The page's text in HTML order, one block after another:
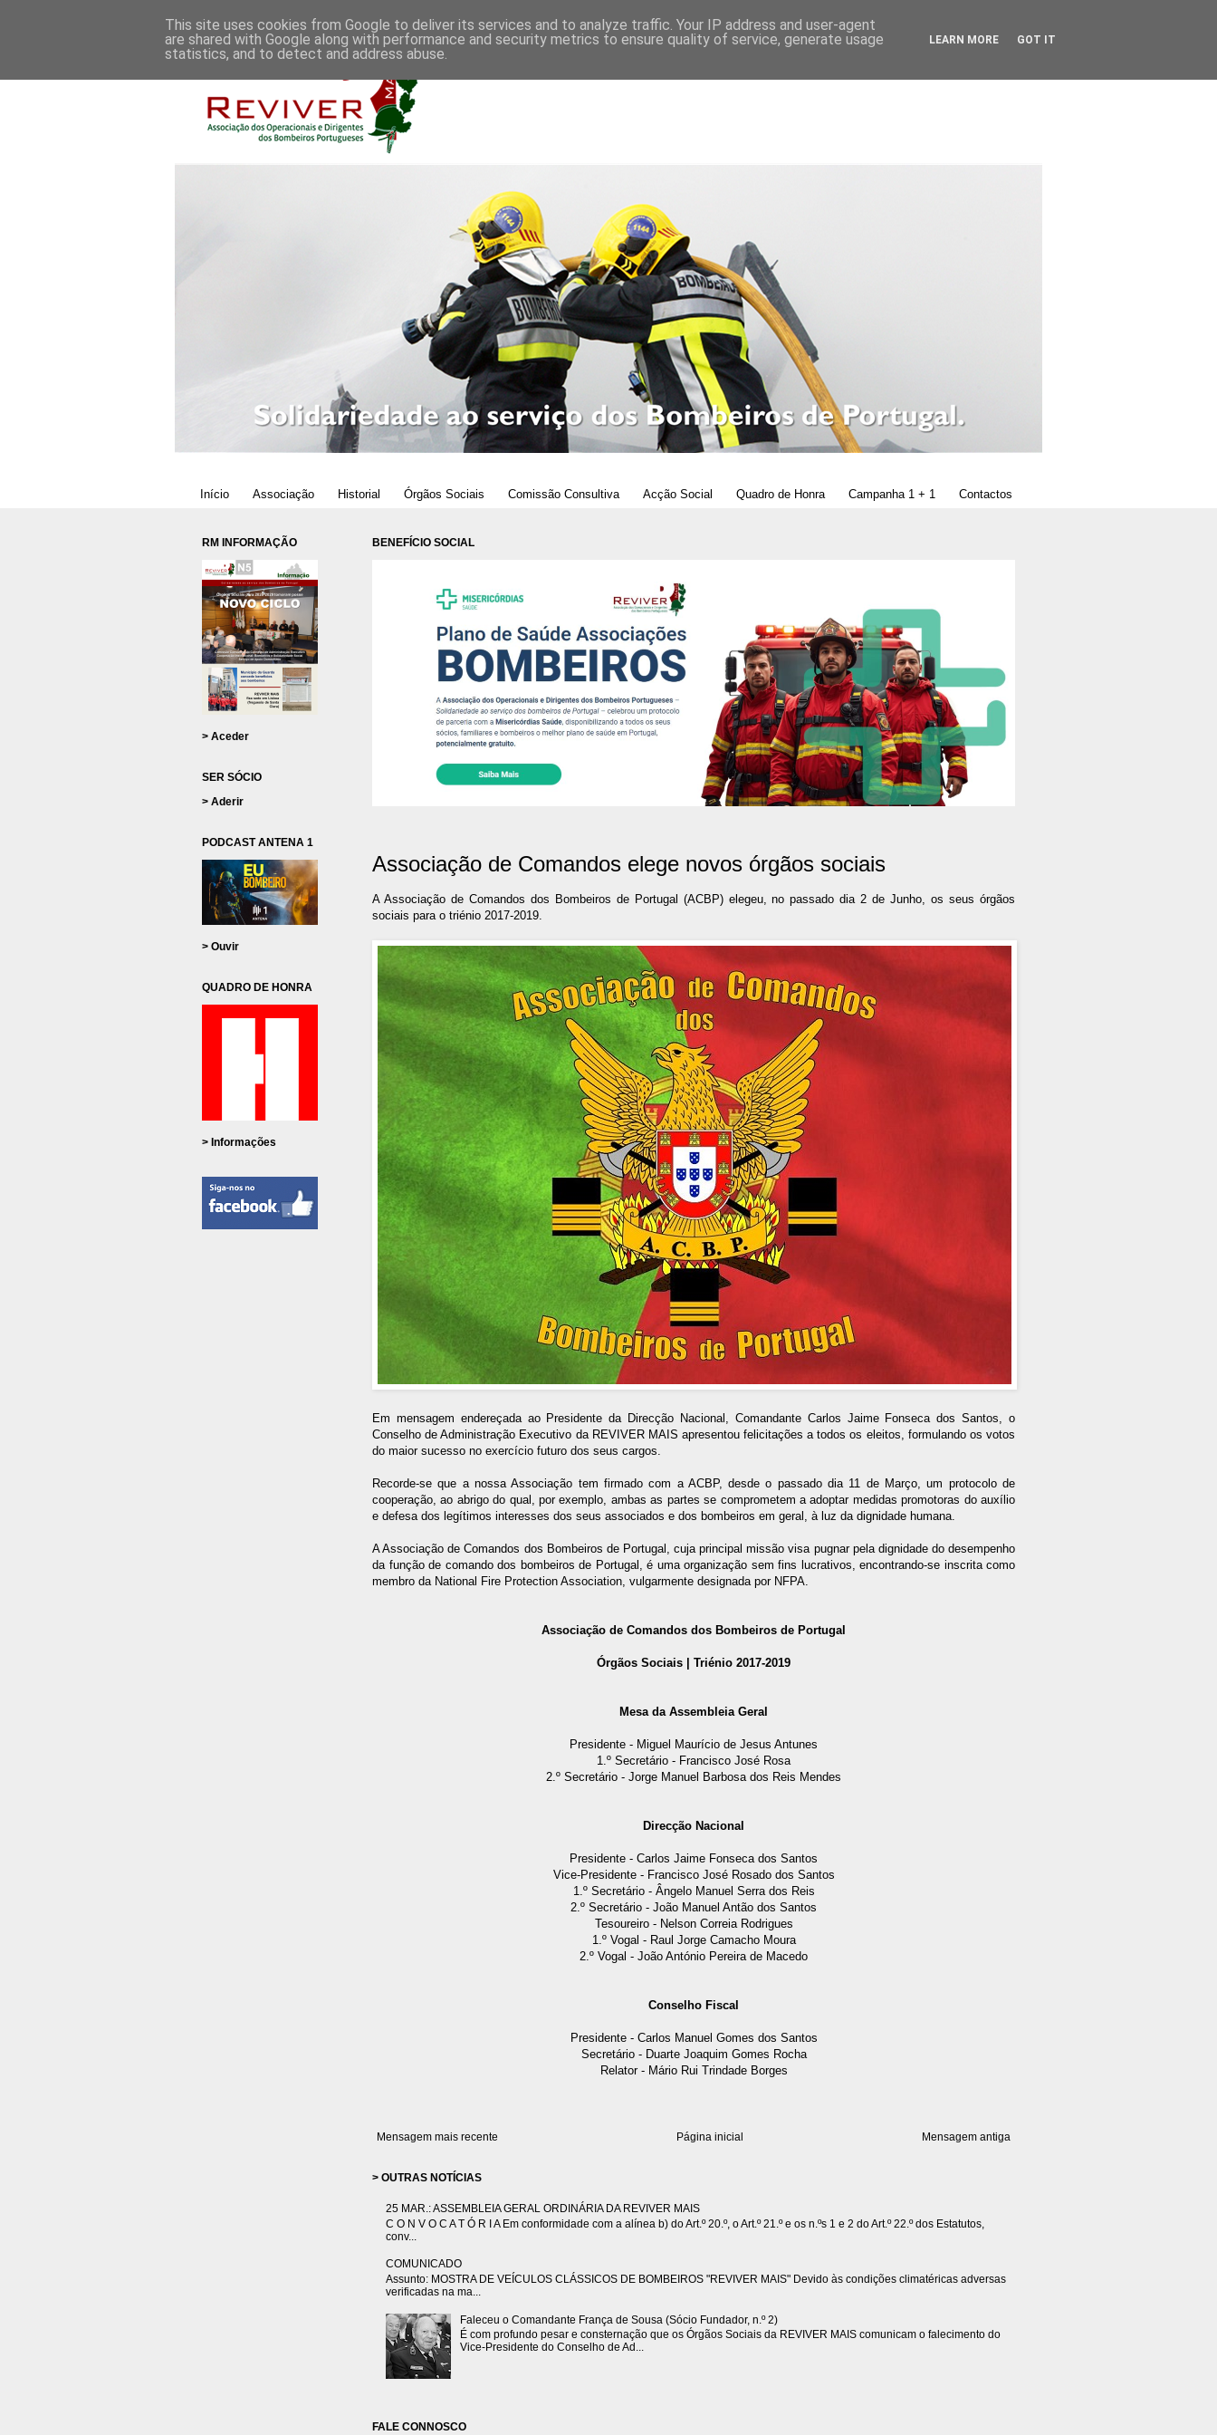
Início Associação Historial Órgãos Sociais Comissão Consultiva Acção Social Quadro de Honra Campanha 1 + 1 Contactos
BENEFÍCIO SOCIAL
Associação de Comandos elege novos órgãos sociais
A Associação de Comandos dos Bombeiros de Portugal (ACBP) elegeu, no passado dia 2 de Junho, os seus órgãos
sociais para o triénio 2017-2019.
Em mensagem endereçada ao Presidente da Direcção Nacional, Comandante Carlos Jaime Fonseca dos Santos, o
Conselho de Administração Executivo da REVIVER MAIS apresentou felicitações a todos os eleitos, formulando os votos
do maior sucesso no exercício futuro dos seus cargos.
Recorde-se que a nossa Associação tem firmado com a ACBP, desde o passado dia 11 de Março, um protocolo de
cooperação, ao abrigo do qual, por exemplo, ambas as partes se comprometem a adoptar medidas promotoras do auxílio
e defesa dos legítimos interesses dos seus associados e dos bombeiros em geral, à luz da dignidade humana.
A Associação de Comandos dos Bombeiros de Portugal, cuja principal missão visa pugnar pela dignidade do desempenho
da função de comando dos bombeiros de Portugal, é uma organização sem fins lucrativos, encontrando-se inscrita como
membro da National Fire Protection Association, vulgarmente designada por NFPA.
Associação de Comandos dos Bombeiros de Portugal
Órgãos Sociais | Triénio 2017-2019
Mesa da Assembleia Geral
Presidente - Miguel Maurício de Jesus Antunes
1.º Secretário - Francisco José Rosa
2.º Secretário - Jorge Manuel Barbosa dos Reis Mendes
Direcção Nacional
Presidente - Carlos Jaime Fonseca dos Santos
Vice-Presidente - Francisco José Rosado dos Santos
1.º Secretário - Ângelo Manuel Serra dos Reis
2.º Secretário - João Manuel Antão dos Santos
Tesoureiro - Nelson Correia Rodrigues
1.º Vogal - Raul Jorge Camacho Moura
2.º Vogal - João António Pereira de Macedo
Conselho Fiscal
Presidente - Carlos Manuel Gomes dos Santos
Secretário - Duarte Joaquim Gomes Rocha
Relator - Mário Rui Trindade Borges
Mensagem mais recente Mensagem antiga
Página inicial
> OUTRAS NOTÍCIAS
25 MAR.: ASSEMBLEIA GERAL ORDINÁRIA DA REVIVER MAIS
C O N V O C A T Ó R I A Em conformidade com a alínea b) do Art.º 20.º, o Art.º 21.º e os n.ºs 1 e 2 do Art.º 22.º dos Estatutos,
conv...
COMUNICADO
Assunto: MOSTRA DE VEÍCULOS CLÁSSICOS DE BOMBEIROS "REVIVER MAIS" Devido às condições climatéricas adversas
verificadas na ma...
Faleceu o Comandante França de Sousa (Sócio Fundador, n.º 2)
É com profundo pesar e consternação que os Órgãos Sociais da REVIVER MAIS comunicam o falecimento do
Vice-Presidente do Conselho de Ad...
FALE CONNOSCO
RM INFORMAÇÃO
> Aceder
SER SÓCIO
> Aderir
PODCAST ANTENA 1
> Ouvir
QUADRO DE HONRA
> Informações
This site uses cookies from Google to deliver its services and to analyze traffic. Your IP address and user-agent
are shared with Google along with performance and security metrics to ensure quality of service, generate usage
statistics, and to detect and address abuse.
LEARN MORE GOT IT